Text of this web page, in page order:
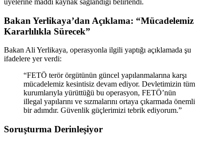
üyelerine maddi kaynak sağlandığı belirlendi.
Bakan Yerlikaya’dan Açıklama: “Mücadelemiz
Kararlılıkla Sürecek”
Bakan Ali Yerlikaya, operasyonla ilgili yaptığı açıklamada şu
ifadelere yer verdi:
“FETÖ terör örgütünün güncel yapılanmalarına karşı
mücadelemiz kesintisiz devam ediyor. Devletimizin tüm
kurumlarıyla yürüttüğü bu operasyon, FETÖ’nün
illegal yapılarını ve sızmalarını ortaya çıkarmada önemli
bir adımdır. Güvenlik güçlerimizi tebrik ediyorum.”
Soruşturma Derinleşiyor